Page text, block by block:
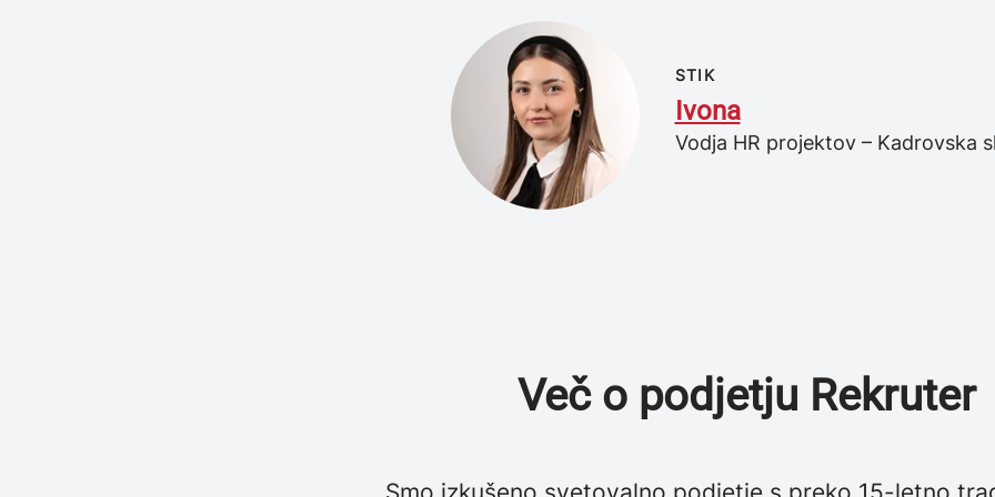
STIK
Ivona
Vodja HR projektov – Kadrovska
Več o podjetju Rekruter